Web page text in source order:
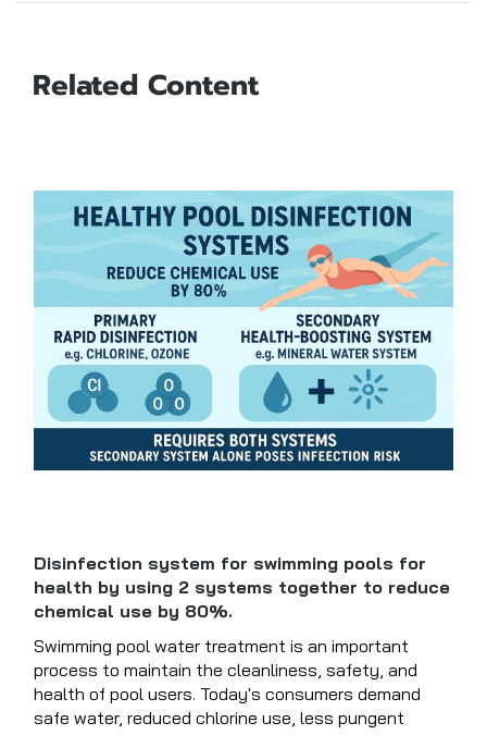
Related Content
Disinfection system for swimming pools for
health by using 2 systems together to reduce
chemical use by 80%.
Swimming pool water treatment is an important
process to maintain the cleanliness, safety, and
health of pool users. Today's consumers demand
safe water, reduced chlorine use, less pungent